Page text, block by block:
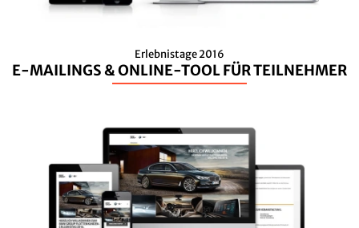
Erlebnistage 2016
E-MAILINGS & ONLINE-TOOL FÜR TEILNEHMER